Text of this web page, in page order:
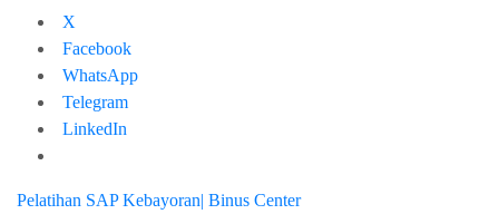
X
Facebook
WhatsApp
Telegram
LinkedIn
Pelatihan SAP Kebayoran| Binus Center